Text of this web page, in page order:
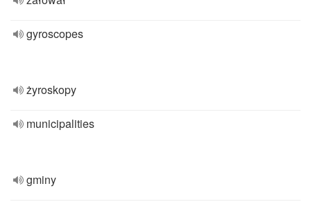
gyroscopes
żyroskopy
municipalities
gminy